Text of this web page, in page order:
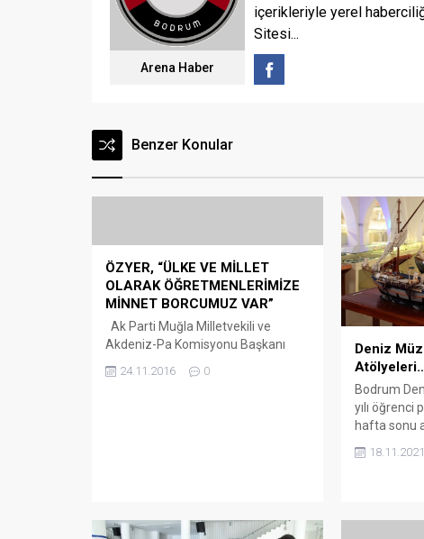
Arena Haber
içerikleriyle yerel
Sitesi...
Benzer Konular
ÖZYER, “ÜLKE VE MİLLET
OLARAK ÖĞRETMENLERİMİZE
MİNNET BORCUMUZ VAR”
Ak Parti Muğla Milletvekili ve
Akdeniz-Pa Komisyonu Başkanı
gücünün kalkınma ve gelişmenin ön
nedeniyle bir mesaj...
24.11.2016 0
Deniz
Bodrum
yılı öğrenci
hafta sonu
Arena
müzeler
18.11.2021